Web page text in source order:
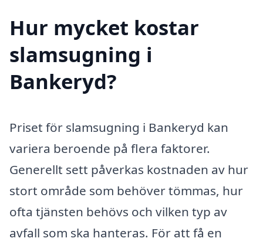
Hur mycket kostar
slamsugning i
Bankeryd?
Priset för slamsugning i Bankeryd kan
variera beroende på flera faktorer.
Generellt sett påverkas kostnaden av hur
stort område som behöver tömmas, hur
ofta tjänsten behövs och vilken typ av
avfall som ska hanteras. För att få en